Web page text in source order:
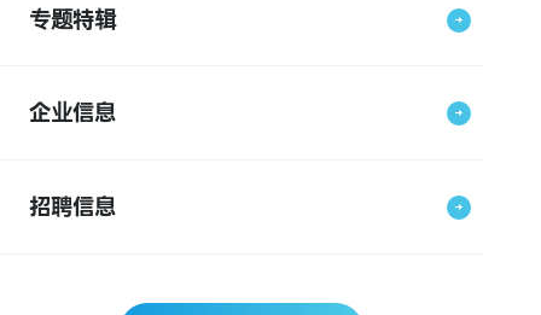
专题特辑
企业信息
招聘信息